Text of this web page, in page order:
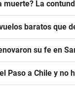
muerte? La
baratos que
su fe en
Paso a Chile y no